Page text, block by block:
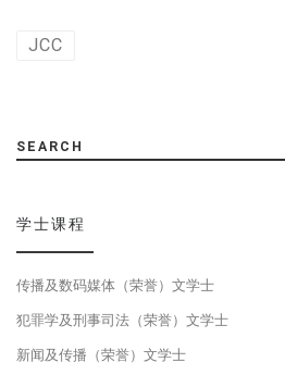
JCC
SEARCH
学士课程
传播及数码媒体（荣誉）文学士
犯罪学及刑事司法（荣誉）文学士
新闻及传播（荣誉）文学士